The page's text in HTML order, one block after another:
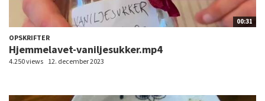
00:31
OPSKRIFTER
Hjemmelavet-vaniljesukker.mp4
4.250 views 12. december 2023